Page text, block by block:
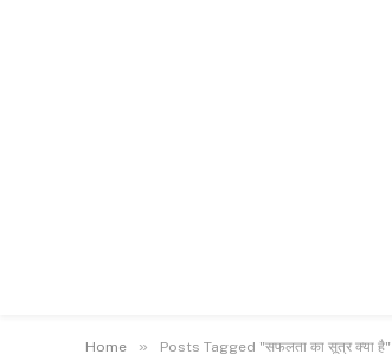
Home » Posts Tagged "सफलता का सूत्र क्या है"